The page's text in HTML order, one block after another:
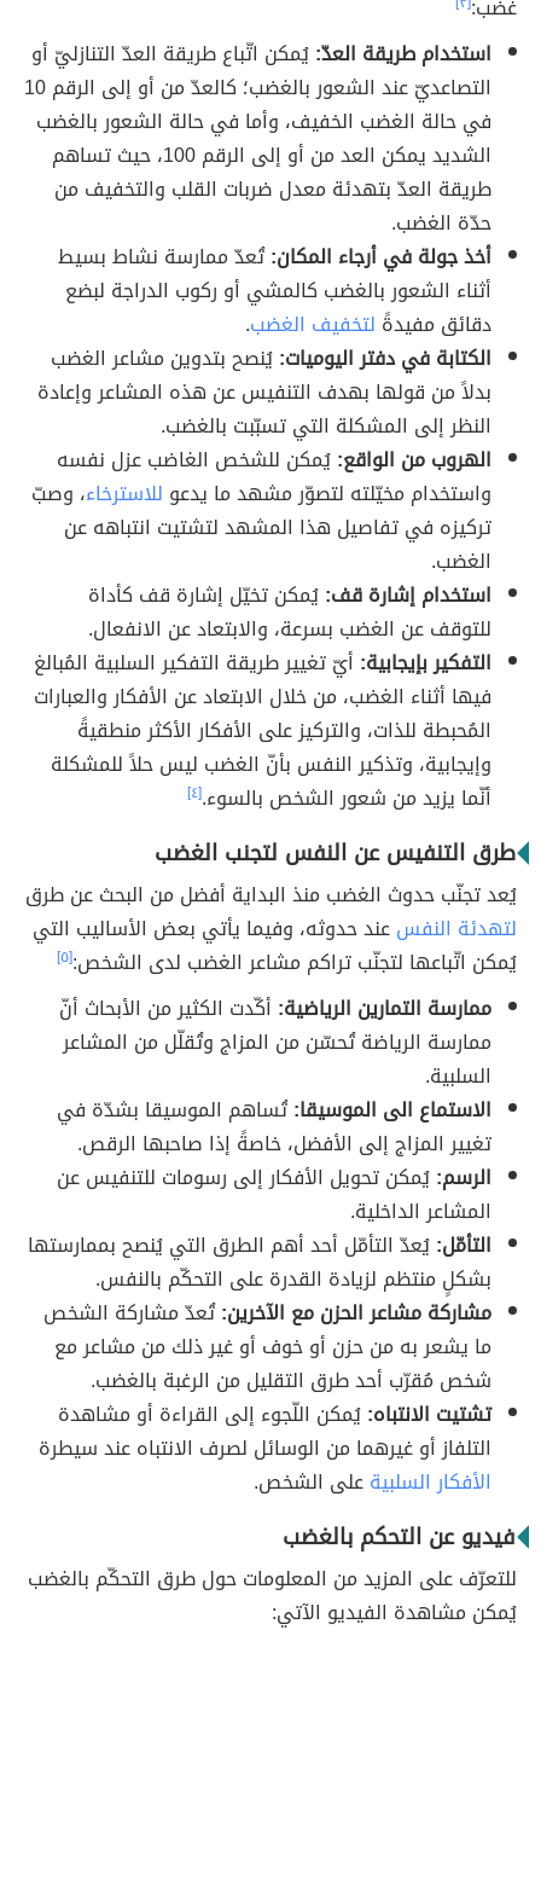
غضب:
استخدام طريقة العدّ:يُمكن اتّباع طريقة العدّ التنازليّ أو
التصاعديّ عند الشعور بالغضب؛ كالعدّ من أو إلى الرقم 10
في حالة الغضب الخفيف، وأما في حالة الشعور بالغضب
الشديد يمكن العد من أو إلى الرقم 100، حيث تساهم
طريقة العدّ بتهدئة معدل ضربات القلب والتخفيف من
حدّة الغضب.
أخذ جولة في أرجاء المكان:تُعدّ ممارسة نشاط بسيط
أثناء الشعور بالغضب كالمشي أو ركوب الدراجة لبضع
دقائق مفيدةً لتخفيف الغضب.
الكتابة في دفتر اليوميات:يُنصح بتدوين مشاعر الغضب
بدلاً من قولها بهدف التنفيس عن هذه المشاعر وإعادة
النظر إلى المشكلة التي تسبّبت بالغضب.
الهروب من الواقع:يُمكن للشخص الغاضب عزل نفسه
واستخدام مخيّلته لتصوّر مشهد ما يدعو للاسترخاء، وصبّ
تركيزه في تفاصيل هذا المشهد لتشتيت انتباهه عن
الغضب.
استخدام إشارة قف:يُمكن تخيّل إشارة قف كأداة
للتوقف عن الغضب بسرعة، والابتعاد عن الانفعال.
التفكير بإيجابية: أيّ تغيير طريقة التفكير السلبية المُبالغ
فيها أثناء الغضب، من خلال الابتعاد عن الأفكار والعبارات
المُحبطة للذات، والتركيز على الأفكار الأكثر منطقيةً
وإيجابية، وتذكير النفس بأنّ الغضب ليس حلاً للمشكلة
أنّما يزيد من شعور الشخص بالسوء.[٤]
طرق التنفيس عن النفس لتجنب الغضب
يُعد تجنّب حدوث الغضب منذ البداية أفضل من البحث عن طرق
لتهدئة النفسعند حدوثه، وفيما يأتي بعض الأساليب التي
يُمكن اتّباعها لتجنّب تراكم مشاعر الغضب لدى الشخص:[٥]
ممارسة التمارين الرياضية: أكّدت الكثير من الأبحاث أنّ
ممارسة الرياضة تُحسّن من المزاج وتُقلّل من المشاعر
السلبية.
الاستماع الى الموسيقا:تُساهم الموسيقا بشدّة في
تغيير المزاج إلى الأفضل، خاصةً إذا صاحبها الرقص.
الرسم:يُمكن تحويل الأفكار إلى رسومات للتنفيس عن
المشاعر الداخلية.
التأمّل:يُعدّ التأمّل أحد أهم الطرق التي يُنصح بممارستها
بشكلٍ منتظم لزيادة القدرة على التحكّم بالنفس.
مشاركة مشاعر الحزن مع الآخرين:تُعدّ مشاركة الشخص
ما يشعر به من حزن أو خوف أو غير ذلك من مشاعر مع
شخص مُقرّب أحد طرق التقليل من الرغبة بالغضب.
تشتيت الانتباه:يُمكن اللّجوء إلى القراءة أو مشاهدة
التلفاز أو غيرهما من الوسائل لصرف الانتباه عند سيطرة
الأفكار السلبيةعلى الشخص.
فيديو عن التحكم بالغضب
للتعرّف على المزيد من المعلومات حول طرق التحكّم بالغضب
يُمكن مشاهدة الفيديو الآتي: